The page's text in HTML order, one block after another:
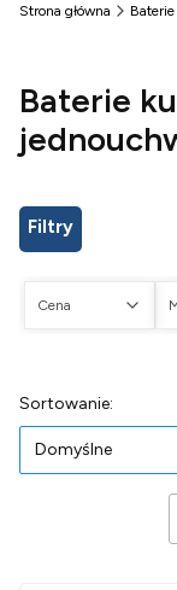
Strona główna
Baterie
Filtry
Cena
Lista
Sortowanie:
Domyślne